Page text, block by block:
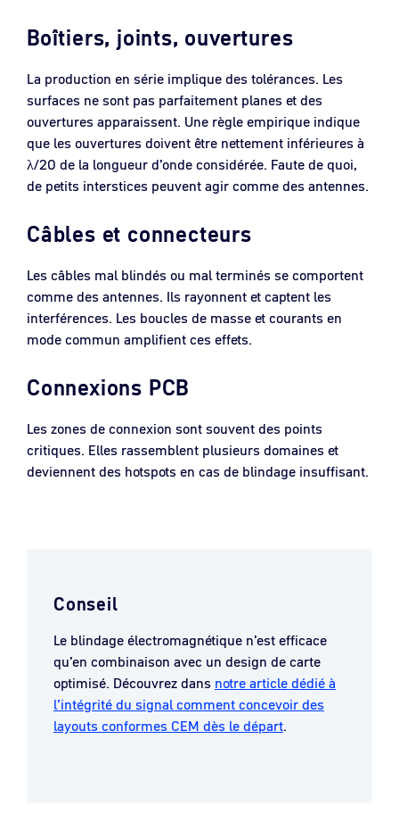
Boîtiers, joints, ouvertures
La production en série implique des tolérances. Les
surfaces ne sont pas parfaitement planes et des
ouvertures apparaissent. Une règle empirique indique
que les ouvertures doivent être nettement inférieures à
λ/20 de la longueur d’onde considérée. Faute de quoi,
de petits interstices peuvent agir comme des antennes.
Câbles et connecteurs
Les câbles mal blindés ou mal terminés se comportent
comme des antennes. Ils rayonnent et captent les
interférences. Les boucles de masse et courants en
mode commun amplifient ces effets.
Connexions PCB
Les zones de connexion sont souvent des points
critiques. Elles rassemblent plusieurs domaines et
deviennent des hotspots en cas de blindage insuffisant.
Conseil
Le blindage électromagnétique n’est efficace
qu’en combinaison avec un design de carte
optimisé. Découvrez dans notre article dédié à
l’intégrité du signal comment concevoir des
layouts conformes CEM dès le départ.